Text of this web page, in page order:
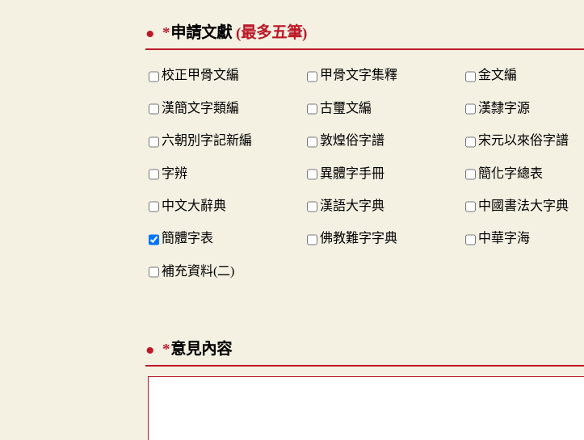
*申請文獻 (最多五筆)
校正甲骨文編 甲骨文字集釋 金文編
漢簡文字類編 古璽文編 漢隸字源
六朝別字記新編 敦煌俗字譜 宋元以來俗字譜
字辨 異體字手冊 簡化字總表
中文大辭典 漢語大字典 中國書法大字典
簡體字表 佛教難字字典 中華字海
補充資料(二)
*意見內容